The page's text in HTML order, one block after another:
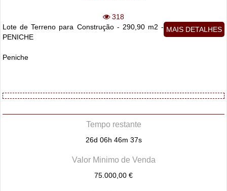
318
MAIS DETALHES
Lote de Terreno para Construção - 290,90 m2 -
PENICHE
Peniche
Tempo restante
26d 06h 46m 35s
Valor Minimo de Venda
75.000,00 €